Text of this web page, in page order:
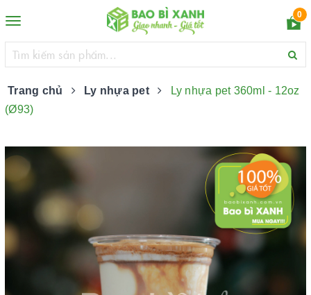
Toggle
navigation
0
Trang chủ Ly nhựa pet
Ly nhựa pet 360ml - 12oz
(Ø93)